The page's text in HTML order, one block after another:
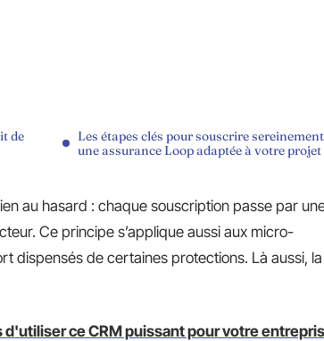
de
Les étapes clés pour souscrire
une assurance Loop adaptée à votre projet
au hasard : chaque souscription passe par
Ce principe s’applique aussi aux micro-
dispensés de certaines protections. Là aussi, la
d'utiliser ce CRM puissant pour votre